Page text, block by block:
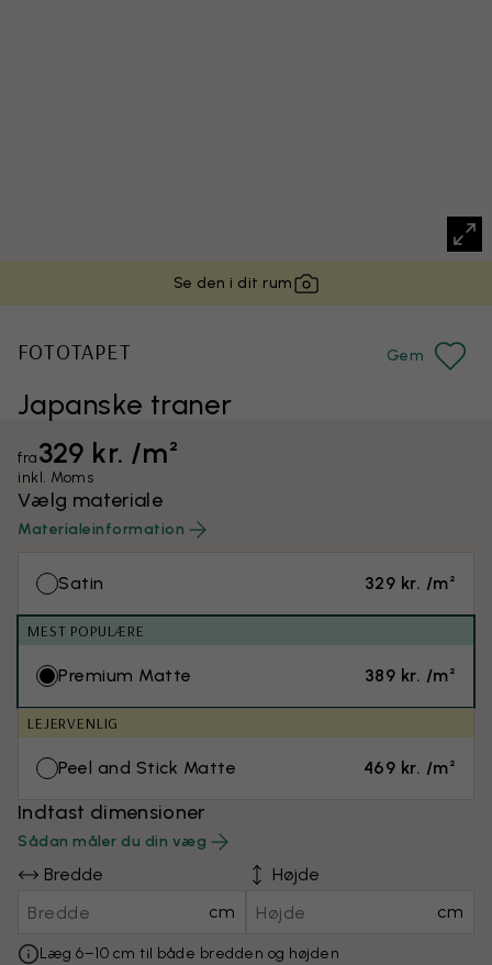
Se den i dit rum
Japanske traner
FOTOTAPET Gem
fra329 kr. /m²
inkl. Moms
Vælg materiale
Materialeinformation
Satin 329 kr. /m²
MEST POPULÆRE
Premium Matte 389 kr. /m²
LEJERVENLIG
Peel and Stick Matte 469 kr. /m²
Indtast dimensioner
Sådan måler du din væg
Bredde
cm
Højde
cm
Læg 6–10 cm til både bredden og højden